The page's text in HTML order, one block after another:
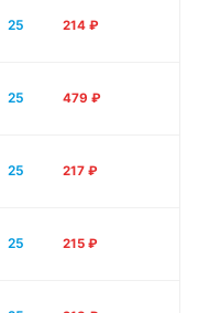
25 214 ₽
25 479 ₽
25 217 ₽
25 215 ₽